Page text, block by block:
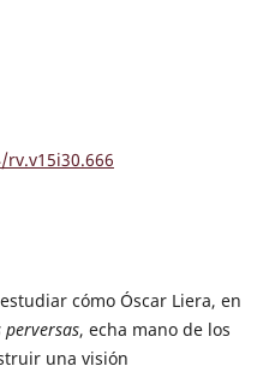
cómo Óscar Liera, en
perversas, echa mano de los
una visión